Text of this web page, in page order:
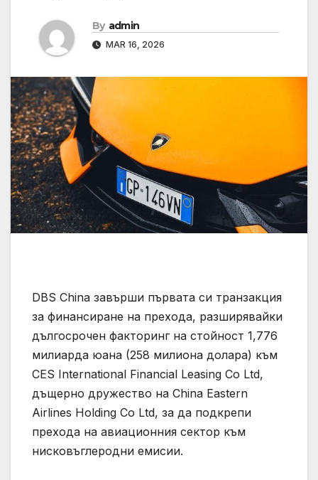
By admin
MAR 16, 2026
DBS China завърши първата си транзакция
за финансиране на прехода, разширявайки
дългосрочен факторинг на стойност 1,776
милиарда юана (258 милиона долара) към
CES International Financial Leasing Co Ltd,
дъщерно дружество на China Eastern
Airlines Holding Co Ltd, за да подкрепи
прехода на авиационния сектор към
нисковъглеродни емисии.